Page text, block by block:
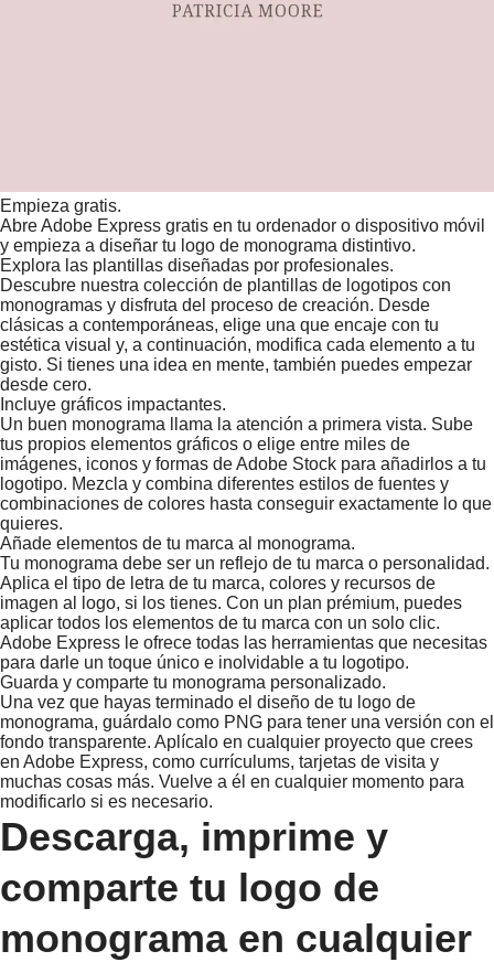
Empieza gratis.
Abre Adobe Express gratis en tu ordenador o dispositivo móvil
y empieza a diseñar tu logo de monograma distintivo.
Explora las plantillas diseñadas por profesionales.
Descubre nuestra colección de plantillas de logotipos con
monogramas y disfruta del proceso de creación. Desde
clásicas a contemporáneas, elige una que encaje con tu
estética visual y, a continuación, modifica cada elemento a tu
gisto. Si tienes una idea en mente, también puedes empezar
desde cero.
Incluye gráficos impactantes.
Un buen monograma llama la atención a primera vista. Sube
tus propios elementos gráficos o elige entre miles de
imágenes, iconos y formas de Adobe Stock para añadirlos a tu
logotipo. Mezcla y combina diferentes estilos de fuentes y
combinaciones de colores hasta conseguir exactamente lo que
quieres.
Añade elementos de tu marca al monograma.
Tu monograma debe ser un reflejo de tu marca o personalidad.
Aplica el tipo de letra de tu marca, colores y recursos de
imagen al logo, si los tienes. Con un plan prémium, puedes
aplicar todos los elementos de tu marca con un solo clic.
Adobe Express le ofrece todas las herramientas que necesitas
para darle un toque único e inolvidable a tu logotipo.
Guarda y comparte tu monograma personalizado.
Una vez que hayas terminado el diseño de tu logo de
monograma, guárdalo como PNG para tener una versión con el
fondo transparente. Aplícalo en cualquier proyecto que crees
en Adobe Express, como currículums, tarjetas de visita y
muchas cosas más. Vuelve a él en cualquier momento para
modificarlo si es necesario.
Descarga, imprime y
comparte tu logo de
monograma en cualquier